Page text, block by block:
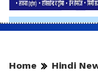
Home Hindi